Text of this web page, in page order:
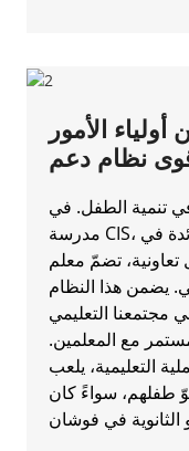
أولياء الأمور
نظام دعم
تنمية الطفل. في
مدرسة CIS، إحدى المؤسسات التعليمية الرائدة في
تضمّ معلم
يضمن هذا النظام
مجتمعنا التعليمي
مع المعلمين.
التعليمية، يلعب
طفلهم، سواءً كان